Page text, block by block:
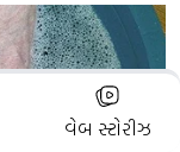
વેબ સ્ટોરીઝ